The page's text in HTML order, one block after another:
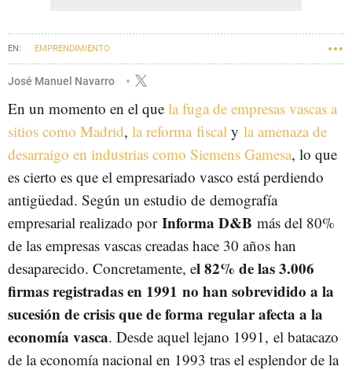
EMPRENDIMIENTO
José Manuel Navarro
En un momento en el que la fuga de empresas vascas a
sitios como Madrid, la reforma fiscal y la amenaza de
desarraigo en industrias como Siemens Gamesa, lo que
es cierto es que el empresariado vasco está perdiendo
antigüedad. Según un estudio de demografía
empresarial realizado por Informa D&B más del 80%
de las empresas vascas creadas hace 30 años han
desaparecido. Concretamente, el 82% de las 3.006
firmas registradas en 1991 no han sobrevidido a la
sucesión de crisis que de forma regular afecta a la
economía vasca. Desde aquel lejano 1991, el batacazo
de la economía nacional en 1993 tras el esplendor de la